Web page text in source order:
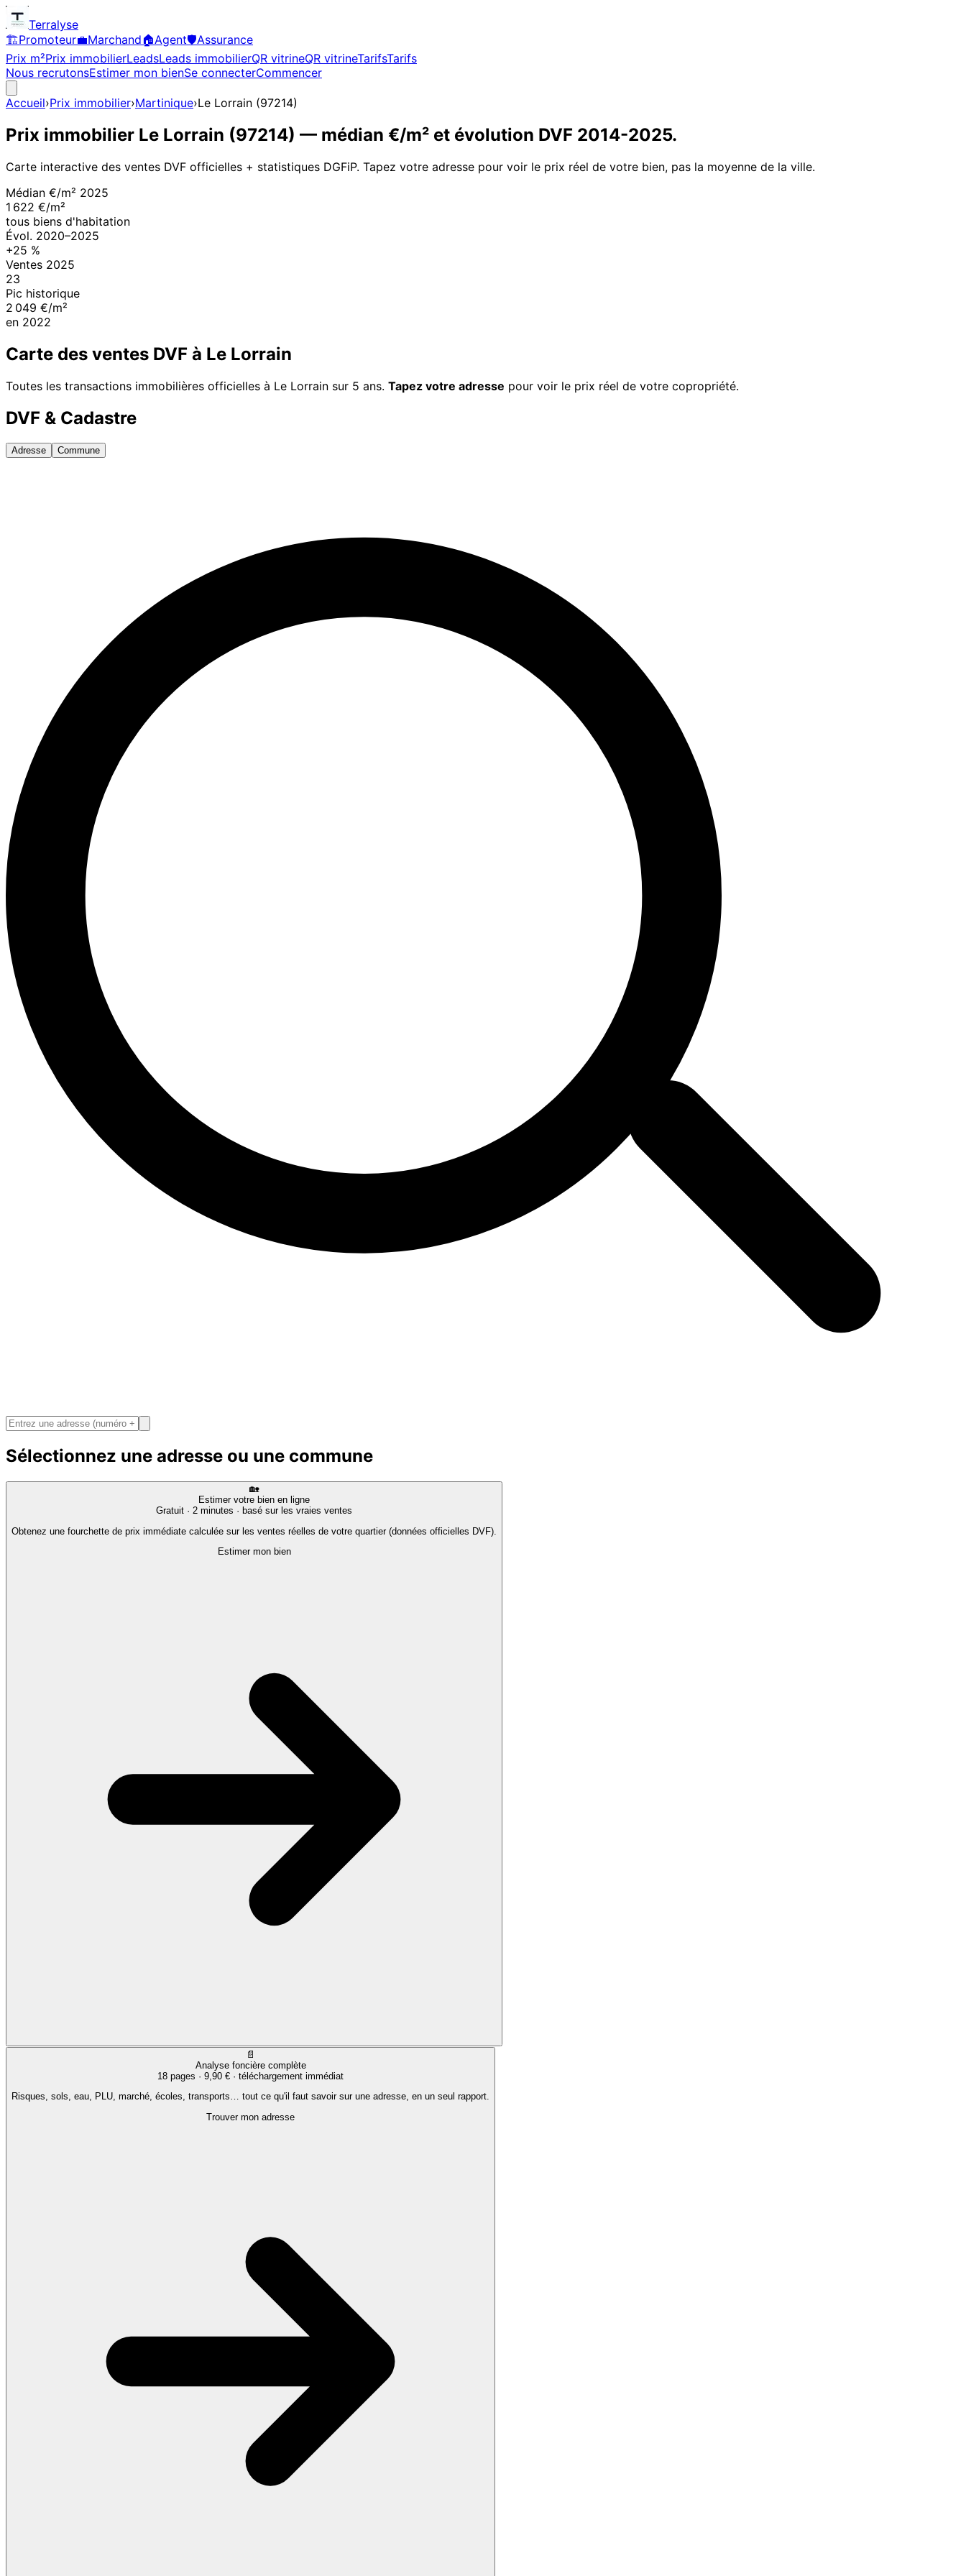
Terralyse
🏗️Promoteur💼Marchand🏠Agent🛡️Assurance
Prix m²Prix immobilierLeadsLeads immobilierQR vitrineQR vitrineTarifsTarifs
Nous recrutonsEstimer mon bienSe connecterCommencer
Accueil›Prix immobilier›Martinique›Le Lorrain (97214)
Prix immobilier Le Lorrain (97214) — médian €/m² et évolution DVF 2014-2025.
Carte interactive des ventes DVF officielles + statistiques DGFiP. Tapez votre adresse pour voir le prix réel de votre bien, pas la moyenne de la ville.
Médian €/m² 2025
1 622 €/m²
tous biens d'habitation
Évol. 2020–2025
+25 %
Ventes 2025
23
Pic historique
2 049 €/m²
en 2022
Carte des ventes DVF à Le Lorrain
Toutes les transactions immobilières officielles à Le Lorrain sur 5 ans. Tapez votre adresse pour voir le prix réel de votre copropriété.
DVF & Cadastre
Adresse Commune
Sélectionnez une adresse ou une commune
🏡
Estimer votre bien en ligne
Gratuit · 2 minutes · basé sur les vraies ventes
Obtenez une fourchette de prix immédiate calculée sur les ventes réelles de votre quartier (données officielles DVF).
Estimer mon bien
📄
Analyse foncière complète
18 pages · 9,90 € · téléchargement immédiat
Risques, sols, eau, PLU, marché, écoles, transports… tout ce qu'il faut savoir sur une adresse, en un seul rapport.
Trouver mon adresse